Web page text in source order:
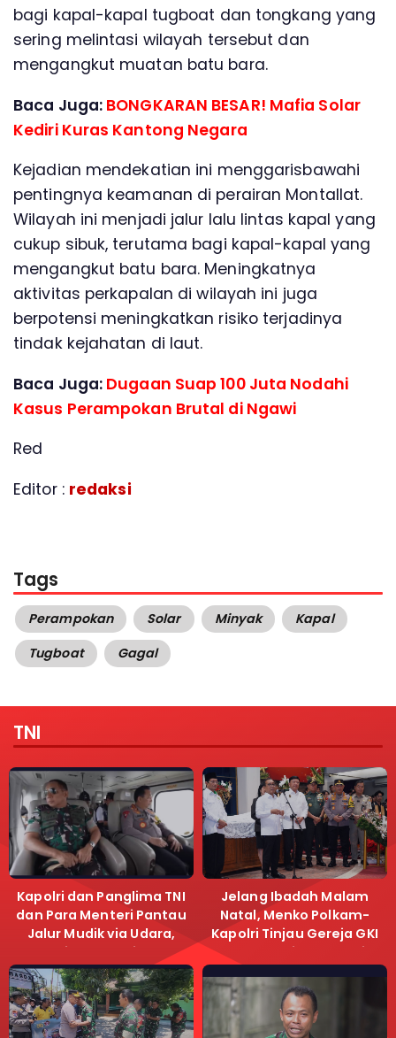
bagi kapal-kapal tugboat dan tongkang yang
sering melintasi wilayah tersebut dan
mengangkut muatan batu bara.
Baca Juga: BONGKARAN BESAR! Mafia Solar
Kediri Kuras Kantong Negara
Kejadian mendekatian ini menggarisbawahi
pentingnya keamanan di perairan Montallat.
Wilayah ini menjadi jalur lalu lintas kapal yang
cukup sibuk, terutama bagi kapal-kapal yang
mengangkut batu bara. Meningkatnya
aktivitas perkapalan di wilayah ini juga
berpotensi meningkatkan risiko terjadinya
tindak kejahatan di laut.
Baca Juga: Dugaan Suap 100 Juta Nodahi
Kasus Perampokan Brutal di Ngawi
Red
Editor : redaksi
Tags
Perampokan Solar Minyak
Kapal
Tugboat
Gagal
TNI
Kapolri dan Panglima TNI
dan Para Menteri Pantau
Jalur Mudik via Udara,
Pastikan Lalu Lintas
Lancar
Jelang Ibadah Malam
Natal, Menko Polkam-
Kapolri Tinjau Gereja GKI
Samanhudi dan Gereja
Immanuel